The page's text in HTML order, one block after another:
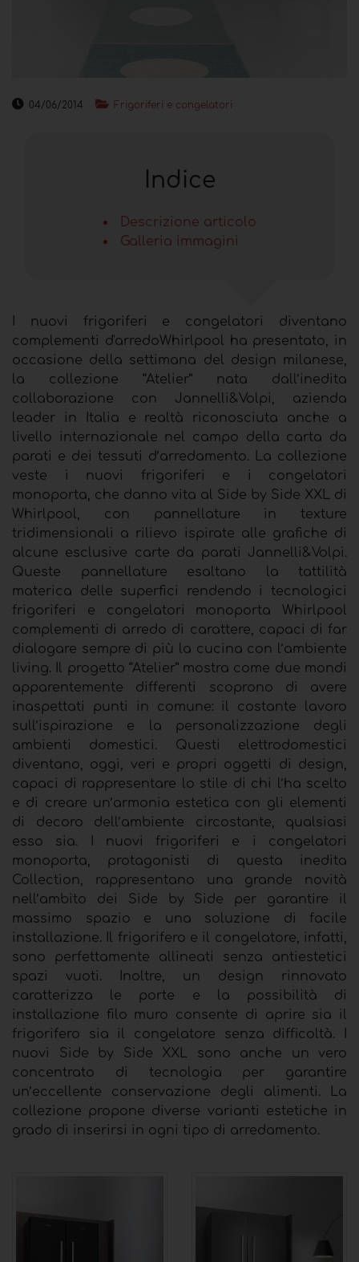
04/06/2014 Frigoriferi e congelatori
Indice
Descrizione articolo
Galleria immagini
I nuovi frigoriferi e congelatori diventano
complementi d'arredoWhirlpool ha presentato, in
occasione della settimana del design milanese,
la collezione “Atelier” nata dall’inedita
collaborazione con Jannelli&Volpi, azienda
leader in Italia e realtà riconosciuta anche a
livello internazionale nel campo della carta da
parati e dei tessuti d’arredamento. La collezione
veste i nuovi frigoriferi e i congelatori
monoporta, che danno vita al Side by Side XXL di
Whirlpool, con pannellature in texture
tridimensionali a rilievo ispirate alle grafiche di
alcune esclusive carte da parati Jannelli&Volpi.
Queste pannellature esaltano la tattilità
materica delle superfici rendendo i tecnologici
frigoriferi e congelatori monoporta Whirlpool
complementi di arredo di carattere, capaci di far
dialogare sempre di più la cucina con l’ambiente
living. Il progetto “Atelier” mostra come due mondi
apparentemente differenti scoprono di avere
inaspettati punti in comune: il costante lavoro
sull’ispirazione e la personalizzazione degli
ambienti domestici. Questi elettrodomestici
diventano, oggi, veri e propri oggetti di design,
capaci di rappresentare lo stile di chi l’ha scelto
e di creare un’armonia estetica con gli elementi
di decoro dell’ambiente circostante, qualsiasi
esso sia. I nuovi frigoriferi e i congelatori
monoporta, protagonisti di questa inedita
Collection, rappresentano una grande novità
nell’ambito dei Side by Side per garantire il
massimo spazio e una soluzione di facile
installazione. Il frigorifero e il congelatore, infatti,
sono perfettamente allineati senza antiestetici
spazi vuoti. Inoltre, un design rinnovato
caratterizza le porte e la possibilità di
installazione filo muro consente di aprire sia il
frigorifero sia il congelatore senza difficoltà. I
nuovi Side by Side XXL sono anche un vero
concentrato di tecnologia per garantire
un’eccellente conservazione degli alimenti. La
collezione propone diverse varianti estetiche in
grado di inserirsi in ogni tipo di arredamento.